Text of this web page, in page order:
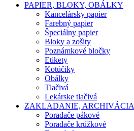
PAPIER, BLOKY, OBÁLKY
Kancelársky papier
Farebný papier
Špeciálny papier
Bloky a zošity
Poznámkové bločky
Etikety
Kotúčiky
Obálky
Tlačivá
Lekárske tlačivá
ZAKLADANIE, ARCHIVÁCIA
Poradače pákové
Poradače krúžkové